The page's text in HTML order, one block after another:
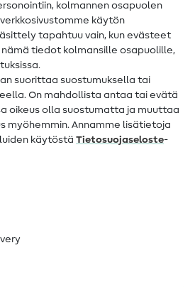
kolmannen osapuolen
käytön
tapahtuu vain, kun evästeet
tiedot kolmansille osapuolille,
suorittaa suostumuksella tai
On mahdollista antaa tai evätä
oikeus olla suostumatta ja muuttaa
myöhemmin. Annamme lisätietoja
käytöstä Tietosuojaseloste-